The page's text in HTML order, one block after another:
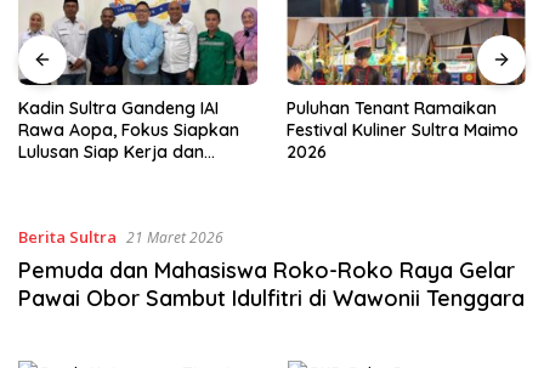
Puluhan Tenant Ramaikan
Festival Kuliner Sultra Maimo
2026
Tiga Kabupaten Sultra
Nikmati Layanan Imigrasi
Terintegrasi
Berita Sultra 21 Maret 2026
Pemuda dan Mahasiswa Roko-Roko Raya Gelar
Pawai Obor Sambut Idulfitri di Wawonii Tenggara